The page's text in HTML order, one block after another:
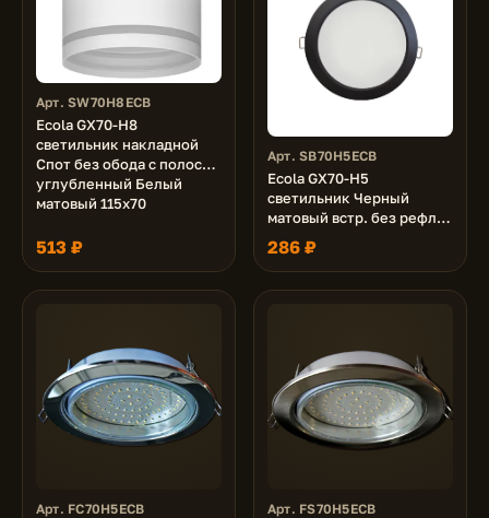
Арт. SW70H8ECB
Ecola GX70-H8
светильник накладной
Спот без обода с полосой
углубленный Белый
матовый 115х70
513 ₽
Арт. SB70H5ECB
Ecola GX70-H5
светильник Черный
матовый встр. без рефл.
53x151 (кd135)
286 ₽
Арт. FC70H5ECB Арт. FS70H5ECB